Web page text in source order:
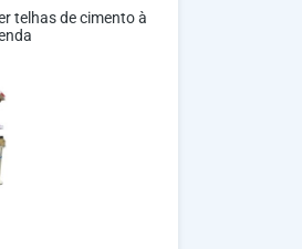
telhas de cimento à